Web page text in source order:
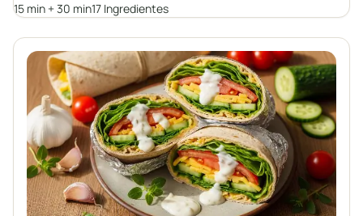
15 min + 30 min17 Ingredientes